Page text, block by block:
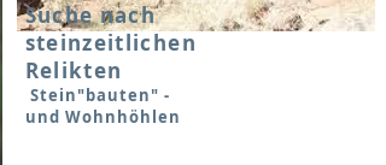
Suche nach
steinzeitlichen
Relikten
Stein"bauten" -
und Wohnhöhlen